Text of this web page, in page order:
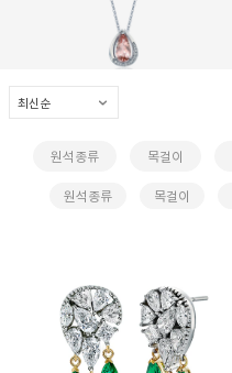
원석종류 목걸이
원석종류 목걸이